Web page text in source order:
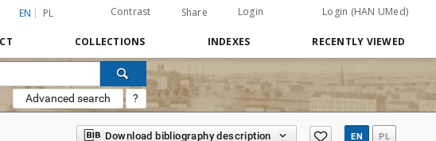
EN PL Contrast Share Login Login (HAN UMed)
COLLECTIONS INDEXES RECENTLY VIEWED
Advanced search ?
Download bibliography description EN PL